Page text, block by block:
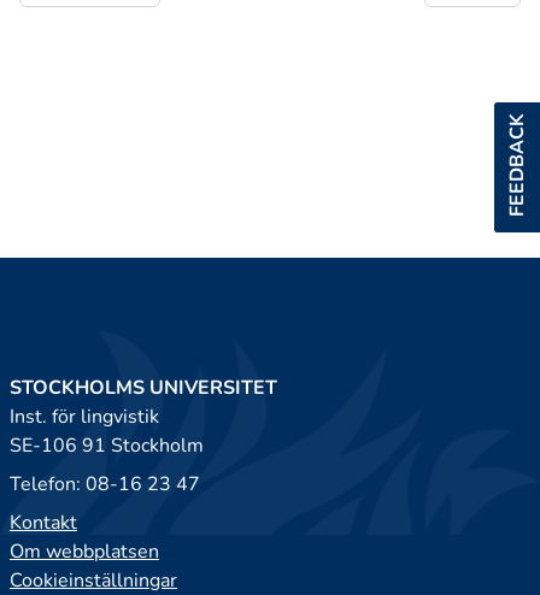
FEEDBACK
STOCKHOLMS UNIVERSITET
Inst. för lingvistik
SE-106 91 Stockholm
Telefon: 08-16 23 47
Kontakt
Om webbplatsen
Cookieinställningar